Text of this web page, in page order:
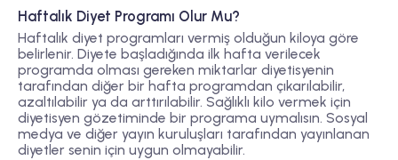
Haftalık Diyet Programı Olur Mu?
Haftalık diyet programları vermiş olduğun kiloya göre
belirlenir. Diyete başladığında ilk hafta verilecek
programda olması gereken miktarlar diyetisyenin
tarafından diğer bir hafta programdan çıkarılabilir,
azaltılabilir ya da arttırılabilir. Sağlıklı kilo vermek için
diyetisyen gözetiminde bir programa uymalısın. Sosyal
medya ve diğer yayın kuruluşları tarafından yayınlanan
diyetler senin için uygun olmayabilir.